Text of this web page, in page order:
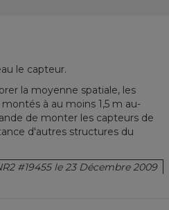
le capteur.
la moyenne spatiale, les
à au moins 1,5 m au-
de monter les capteurs de
d'autres structures du
#19455 le 23 Décembre 2009